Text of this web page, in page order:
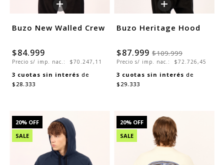
+
Buzo New Walled Crew
$84.999
Precio s/ imp. nac.: $70.247,11
3 cuotas sin interés de
$28.333
+
Buzo Heritage Hood
$87.999 $109.999
Precio s/ imp. nac.: $72.726,45
3 cuotas sin interés de
$29.333
20% OFF
SALE
20% OFF
SALE